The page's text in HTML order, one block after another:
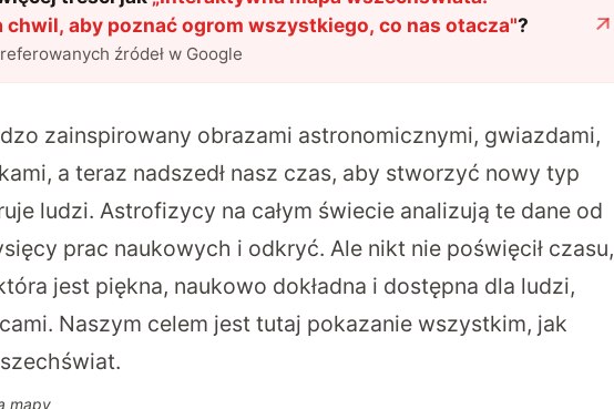
aby poznać ogrom wszystkiego, co nas otacza"?
źródeł w Google
zainspirowany obrazami astronomicznymi, gwiazdami,
a teraz nadszedł nasz czas, aby stworzyć nowy typ
ludzi. Astrofizycy na całym świecie analizują te dane od
prac naukowych i odkryć. Ale nikt nie poświęcił czasu,
jest piękna, naukowo dokładna i dostępna dla ludzi,
Naszym celem jest tutaj pokazanie wszystkim, jak
mapy